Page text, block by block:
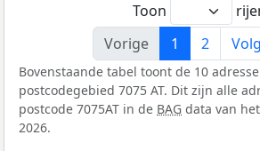
Toon
Vorige
1 2
Bovenstaande tabel toont de 10
postcodegebied 7075 AT. Dit zijn alle
postcode 7075AT in de BAG data van
2026.